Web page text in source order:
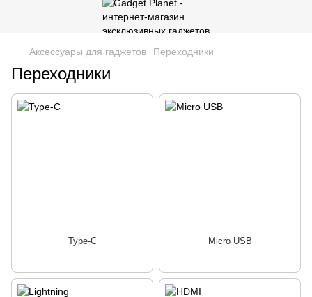
Аксессуары для гаджетов Переходники
Переходники
Type-C Micro USB